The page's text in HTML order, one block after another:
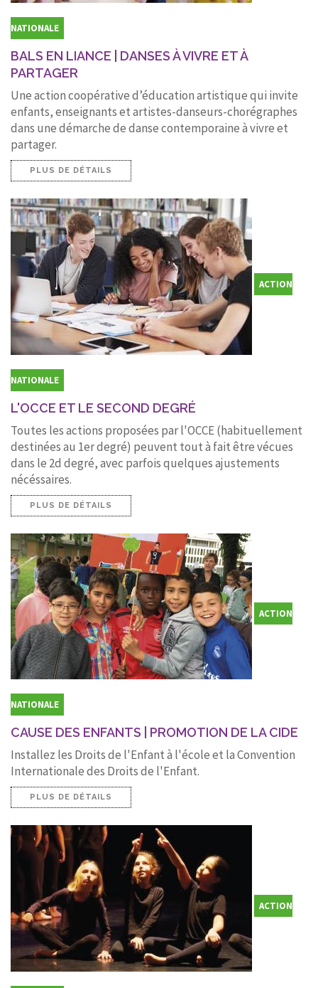
NATIONALE
BALS EN LIANCE | DANSES À VIVRE ET À
PARTAGER
Une action coopérative d’éducation artistique qui invite
enfants, enseignants et artistes-danseurs-chorégraphes
dans une démarche de danse contemporaine à vivre et
partager.
PLUS DE DÉTAILS
ACTION
NATIONALE
L'OCCE ET LE SECOND DEGRÉ
Toutes les actions proposées par l'OCCE (habituellement
destinées au 1er degré) peuvent tout à fait être vécues
dans le 2d degré, avec parfois quelques ajustements
nécéssaires.
PLUS DE DÉTAILS
ACTION
NATIONALE
CAUSE DES ENFANTS | PROMOTION DE LA CIDE
Installez les Droits de l'Enfant à l'école et la Convention
Internationale des Droits de l'Enfant.
PLUS DE DÉTAILS
ACTION